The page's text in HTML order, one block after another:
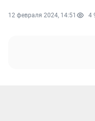
12 февраля 2024, 14:51 4